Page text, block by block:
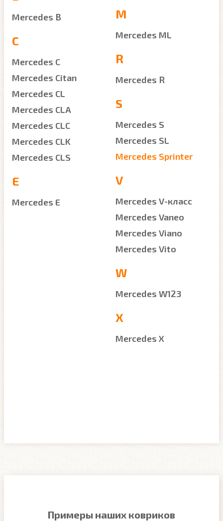
Mercedes B
C
Mercedes C
Mercedes Citan
Mercedes CL
Mercedes CLA
Mercedes CLC
Mercedes CLK
Mercedes CLS
E
Mercedes E
M
Mercedes ML
R
Mercedes R
S
Mercedes S
Mercedes SL
Mercedes Sprinter
V
Mercedes V-класс
Mercedes Vaneo
Mercedes Viano
Mercedes Vito
W
Mercedes W123
X
Mercedes X
Примеры наших ковриков